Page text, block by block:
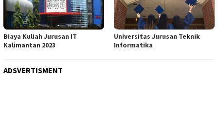
Biaya Kuliah Jurusan IT
Kalimantan 2023
Universitas Jurusan Teknik
Informatika
ADSVERTISMENT